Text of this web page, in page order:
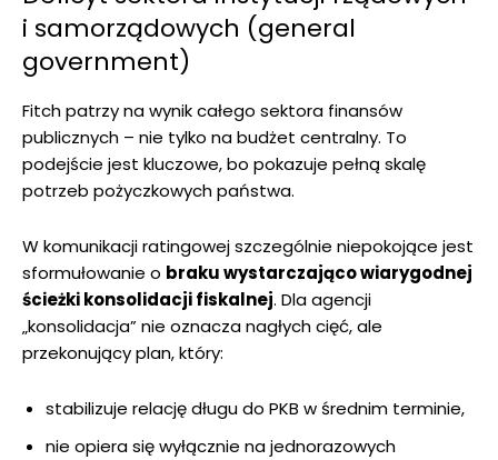
i samorządowych (general
government)
Fitch patrzy na wynik całego sektora finansów
publicznych – nie tylko na budżet centralny. To
podejście jest kluczowe, bo pokazuje pełną skalę
potrzeb pożyczkowych państwa.
W komunikacji ratingowej szczególnie niepokojące jest
sformułowanie o braku wystarczająco wiarygodnej
ścieżki konsolidacji fiskalnej. Dla agencji
„konsolidacja” nie oznacza nagłych cięć, ale
przekonujący plan, który:
stabilizuje relację długu do PKB w średnim terminie,
nie opiera się wyłącznie na jednorazowych